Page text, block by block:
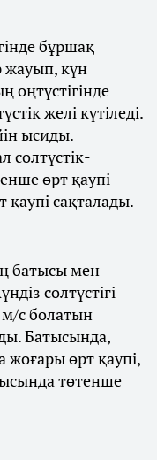
бұршақ
жауып, күн
оңтүстігінде
желі күтіледі.
ысиды.
солтүстік-
өрт қаупі
қаупі сақталады.
батысы мен
солтүстігі
с болатын
Батысында,
өрт қаупі,
төтенше